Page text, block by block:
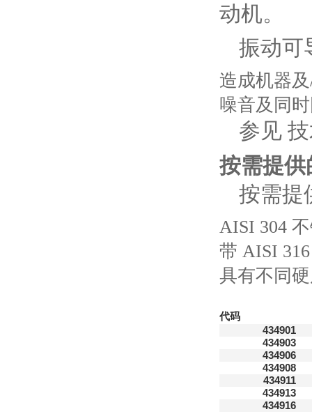
动机。
振动可
造成机器
噪音及同
参见
按需提
按需提
AISI 304
带 AISI
具有不同
代码
434901
434903
434906
434908
434911
434913
434916